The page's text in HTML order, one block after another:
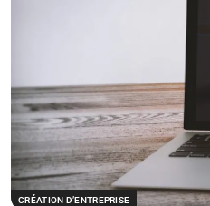
CRÉATION D’ENTREPRISE